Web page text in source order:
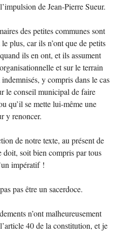
de Jean-Pierre Sueur.
des petites communes sont
plus, car ils n’ont que de petits
ils en ont, et ils assument
et sur le terrain
y compris dans le cas
le conseil municipal de faire
qu’il se mette lui-même une
y renoncer.
de notre texte, au présent de
doit, soit bien compris par tous
impératif !
pas être un sacerdoce.
n’ont malheureusement
40 de la constitution, et je